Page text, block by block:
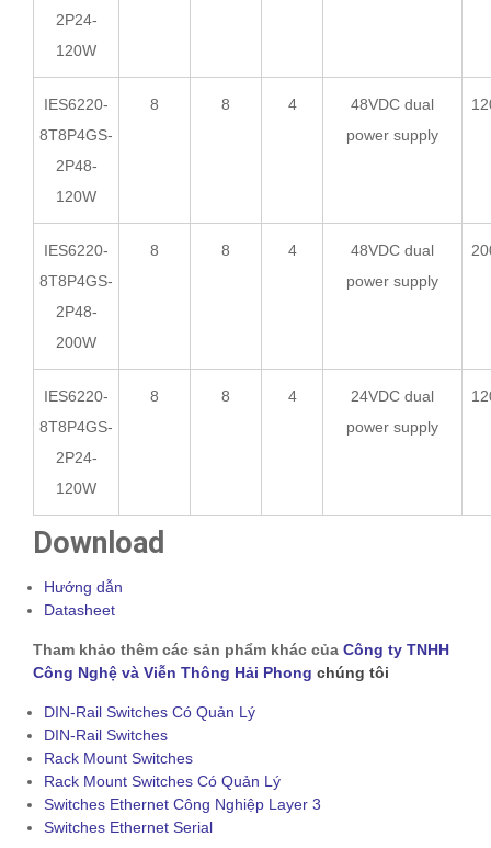
2P24-
120W
IES6220-
8T8P4GS-
2P48-
120W
8 8 4
48VDC dual
power supply
IES6220-
8T8P4GS-
2P48-
200W
8 8 4
48VDC dual
power supply
IES6220-
8T8P4GS-
2P24-
120W
8 8 4
24VDC dual
power supply
Download
Hướng dẫn
Datasheet
Tham khảo thêm các sản phẩm khác của Công ty TNHH
Công Nghệ và Viễn Thông Hải Phong chúng tôi
DIN-Rail Switches Có Quản Lý
DIN-Rail Switches
Rack Mount Switches
Rack Mount Switches Có Quản Lý
Switches Ethernet Công Nghiệp Layer 3
Switches Ethernet Serial